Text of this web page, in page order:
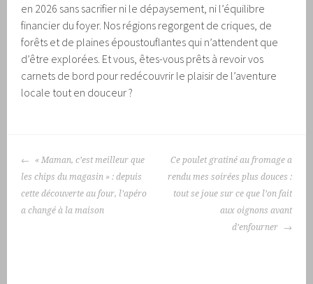
en 2026 sans sacrifier ni le dépaysement, ni l’équilibre
financier du foyer. Nos régions regorgent de criques, de
forêts et de plaines époustouflantes qui n’attendent que
d’être explorées. Et vous, êtes-vous prêts à revoir vos
carnets de bord pour redécouvrir le plaisir de l’aventure
locale tout en douceur ?
NAVIGATION
DES
ARTICLES
« Maman, c’est meilleur que
les chips du magasin » : depuis
cette découverte au four, l’apéro
a changé à la maison
Ce poulet gratiné au fromage a
rendu mes soirées plus douces :
tout se joue sur ce que l’on fait
aux oignons avant
d’enfourner